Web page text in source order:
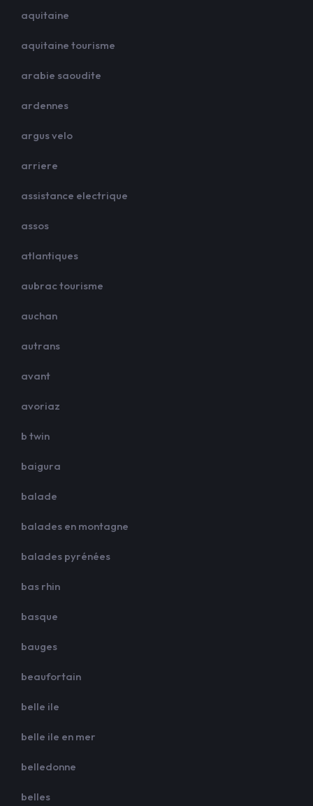
aquitaine
aquitaine tourisme
arabie saoudite
ardennes
argus velo
arriere
assistance electrique
assos
atlantiques
aubrac tourisme
auchan
autrans
avant
avoriaz
b twin
baigura
balade
balades en montagne
balades pyrénées
bas rhin
basque
bauges
beaufortain
belle ile
belle ile en mer
belledonne
belles